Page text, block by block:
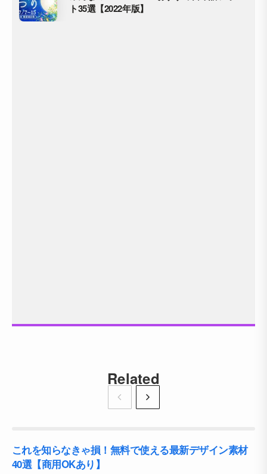
ト35選【2022年版】
Related
これを知らなきゃ損！無料で使える最新デザイン素材
40選【商用OKあり】